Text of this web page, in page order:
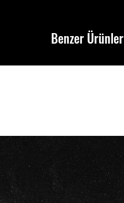
Benzer Ürünler